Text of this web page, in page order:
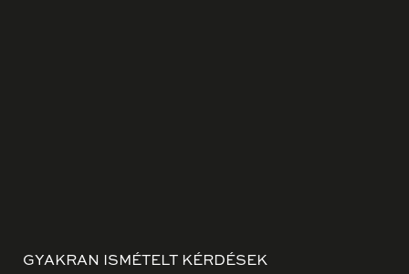
GYAKRAN ISMÉTELT KÉRDÉSEK